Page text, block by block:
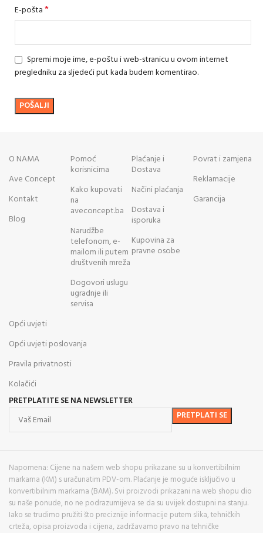
E-pošta*
Spremi moje ime, e-poštu i web-stranicu u ovom internet
pregledniku za sljedeći put kada budem komentirao.
O NAMA
Ave Concept
Kontakt
Blog
Pomoć
korisnicima
Kako kupovati
na
aveconcept.ba
Narudžbe
telefonom, e-
mailom ili putem
društvenih mreža
Dogovori uslugu
ugradnje ili
servisa
Plaćanje i
Dostava
Načini plaćanja
Dostava i
isporuka
Kupovina za
pravne osobe
Povrat i zamjena
Reklamacije
Garancija
Opći uvjeti
Opći uvjeti poslovanja
Pravila privatnosti
Kolačići
PRETPLATITE SE NA NEWSLETTER
Napomena: Cijene na našem web shopu prikazane su u konvertibilnim
markama (KM) s uračunatim PDV-om. Plaćanje je moguće isključivo u
konvertibilnim markama (BAM). Svi proizvodi prikazani na web shopu dio
su naše ponude, no ne podrazumijeva se da su uvijek dostupni na stanju.
Iako se trudimo pružiti što preciznije informacije putem slika, tehničkih
crteža, opisa proizvoda i cijena, zadržavamo pravo na tehničke